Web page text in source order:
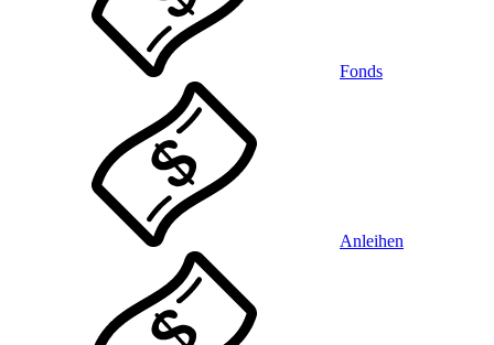
Fonds
Anleihen